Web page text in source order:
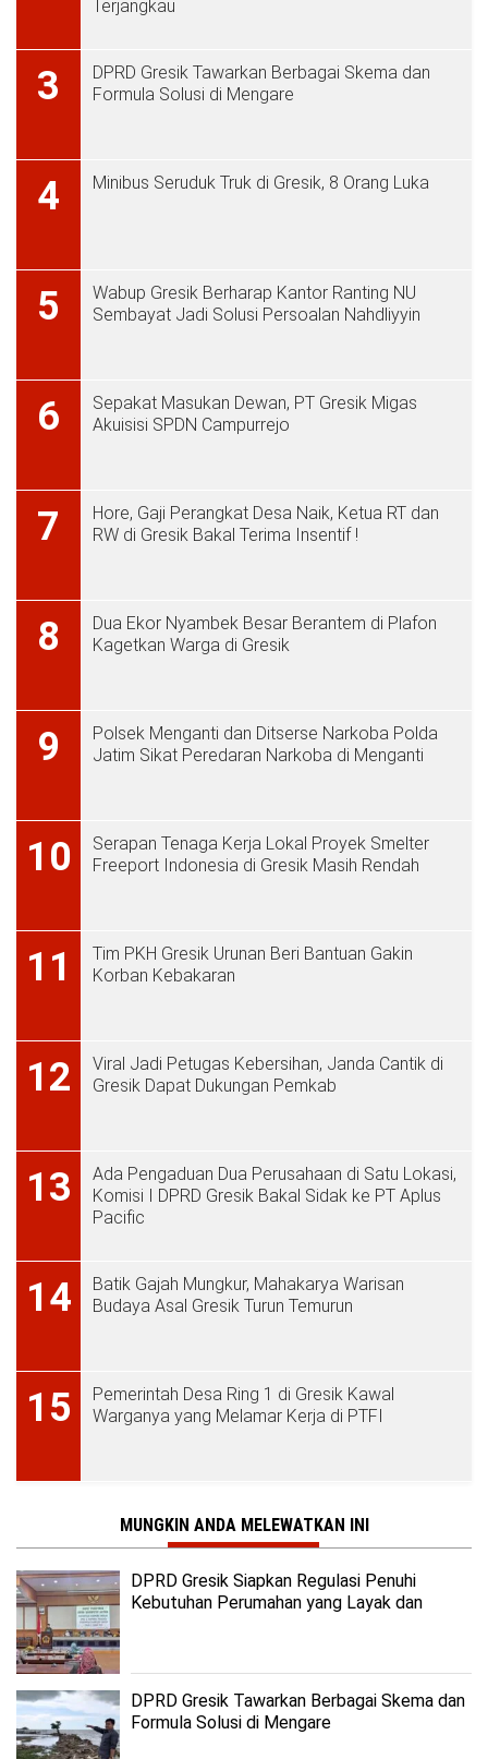
Terjangkau
3
DPRD Gresik Tawarkan Berbagai Skema dan
Formula Solusi di Mengare
4 Minibus Seruduk Truk di Gresik, 8 Orang Luka
5
Wabup Gresik Berharap Kantor Ranting NU
Sembayat Jadi Solusi Persoalan Nahdliyyin
6
Sepakat Masukan Dewan, PT Gresik Migas
Akuisisi SPDN Campurrejo
7
Hore, Gaji Perangkat Desa Naik, Ketua RT dan
RW di Gresik Bakal Terima Insentif !
8
Dua Ekor Nyambek Besar Berantem di Plafon
Kagetkan Warga di Gresik
9
Polsek Menganti dan Ditserse Narkoba Polda
Jatim Sikat Peredaran Narkoba di Menganti
10
Serapan Tenaga Kerja Lokal Proyek Smelter
Freeport Indonesia di Gresik Masih Rendah
11
Tim PKH Gresik Urunan Beri Bantuan Gakin
Korban Kebakaran
12
Viral Jadi Petugas Kebersihan, Janda Cantik di
Gresik Dapat Dukungan Pemkab
13
Ada Pengaduan Dua Perusahaan di Satu Lokasi,
Komisi I DPRD Gresik Bakal Sidak ke PT Aplus
Pacific
14
Batik Gajah Mungkur, Mahakarya Warisan
Budaya Asal Gresik Turun Temurun
15
Pemerintah Desa Ring 1 di Gresik Kawal
Warganya yang Melamar Kerja di PTFI
MUNGKIN ANDA MELEWATKAN INI
DPRD Gresik Siapkan Regulasi Penuhi
Kebutuhan Perumahan yang Layak dan
DPRD Gresik Tawarkan Berbagai Skema dan
Formula Solusi di Mengare